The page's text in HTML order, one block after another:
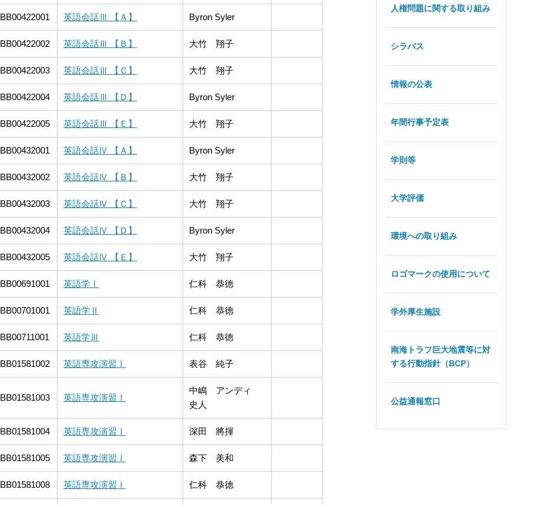
BB00422001 英語会話Ⅲ 【Ａ】 Byron Syler
BB00422002 英語会話Ⅲ 【Ｂ】 大竹 翔子
BB00422003 英語会話Ⅲ 【Ｃ】 大竹 翔子
BB00422004 英語会話Ⅲ 【Ｄ】 Byron Syler
BB00422005 英語会話Ⅲ 【Ｅ】 大竹 翔子
BB00432001 英語会話Ⅳ 【Ａ】 Byron Syler
BB00432002 英語会話Ⅳ 【Ｂ】 大竹 翔子
BB00432003 英語会話Ⅳ 【Ｃ】 大竹 翔子
BB00432004 英語会話Ⅳ 【Ｄ】 Byron Syler
BB00432005 英語会話Ⅳ 【Ｅ】 大竹 翔子
BB00691001 英語学Ⅰ 仁科 恭徳
BB00701001 英語学Ⅱ 仁科 恭徳
BB00711001 英語学Ⅲ 仁科 恭徳
BB01581002 英語専攻演習Ⅰ 表谷 純子
BB01581003 英語専攻演習Ⅰ
中嶋 アンディ
史人
BB01581004 英語専攻演習Ⅰ 深田 將揮
BB01581005 英語専攻演習Ⅰ 森下 美和
BB01581008 英語専攻演習Ⅰ 仁科 恭徳
人権問題に関する取り組み
シラバス
情報の公表
年間行事予定表
学則等
大学評価
環境への取り組み
ロゴマークの使用について
学外厚生施設
南海トラフ巨大地震等に対
する行動指針（BCP）
公益通報窓口